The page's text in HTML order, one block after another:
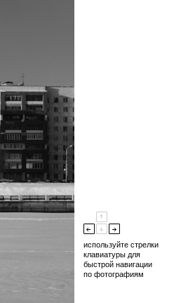
используйте стрелки
клавиатуры для
быстрой навигации
по фотографиям